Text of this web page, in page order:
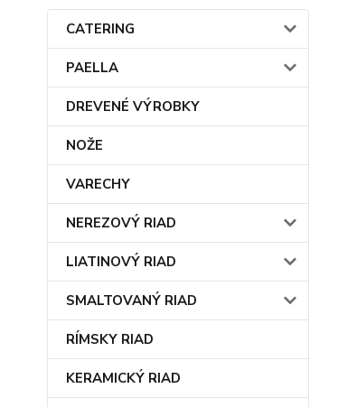
CATERING
PAELLA
DREVENÉ VÝROBKY
NOŽE
VARECHY
NEREZOVÝ RIAD
LIATINOVÝ RIAD
SMALTOVANÝ RIAD
RÍMSKY RIAD
KERAMICKÝ RIAD